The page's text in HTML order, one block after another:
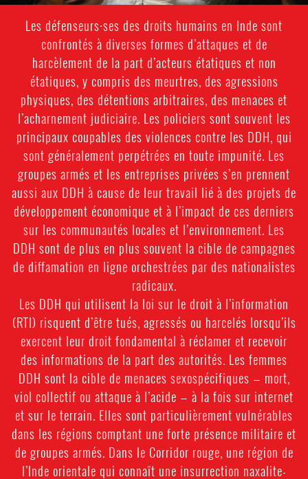
Les défenseurs·ses des droits humains en Inde sont
confrontés à diverses formes d’attaques et de
harcèlement de la part d’acteurs étatiques et non
étatiques, y compris des meurtres, des agressions
physiques, des détentions arbitraires, des menaces et
l’acharnement judiciaire. Les policiers sont souvent les
principaux coupables des violences contre les DDH, qui
sont généralement perpétrées en toute impunité. Les
groupes armés et les entreprises privées s’en prennent
aussi aux DDH à cause de leur travail lié à des projets de
développement économique et à l’impact de ces derniers
sur les communautés locales et l’environnement. Les
DDH sont de plus en plus souvent la cible de campagnes
de diffamation en ligne orchestrées par des nationalistes
radicaux.
Les DDH qui utilisent la loi sur le droit à l’information
(RTI) risquent d’être tués, agressés ou harcelés lorsqu’ils
exercent leur droit fondamental à réclamer et recevoir
des informations de la part des autorités. Les femmes
DDH sont la cible de menaces sexospécifiques — mort,
viol collectif ou attaque à l’acide — à la fois sur internet
et sur le terrain. Elles sont particulièrement vulnérables
dans les régions comptant une forte présence militaire et
de groupes armés. Dans le Corridor rouge, une région de
l’Inde orientale qui connaît une insurrection naxalite-